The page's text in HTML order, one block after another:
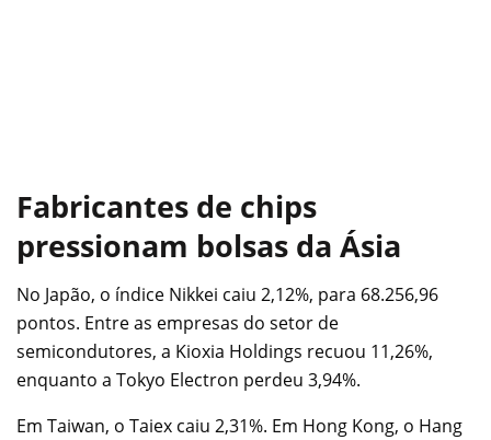
Fabricantes de chips
pressionam bolsas da Ásia
No Japão, o índice Nikkei caiu 2,12%, para 68.256,96
pontos. Entre as empresas do setor de
semicondutores, a Kioxia Holdings recuou 11,26%,
enquanto a Tokyo Electron perdeu 3,94%.
Em Taiwan, o Taiex caiu 2,31%. Em Hong Kong, o Hang